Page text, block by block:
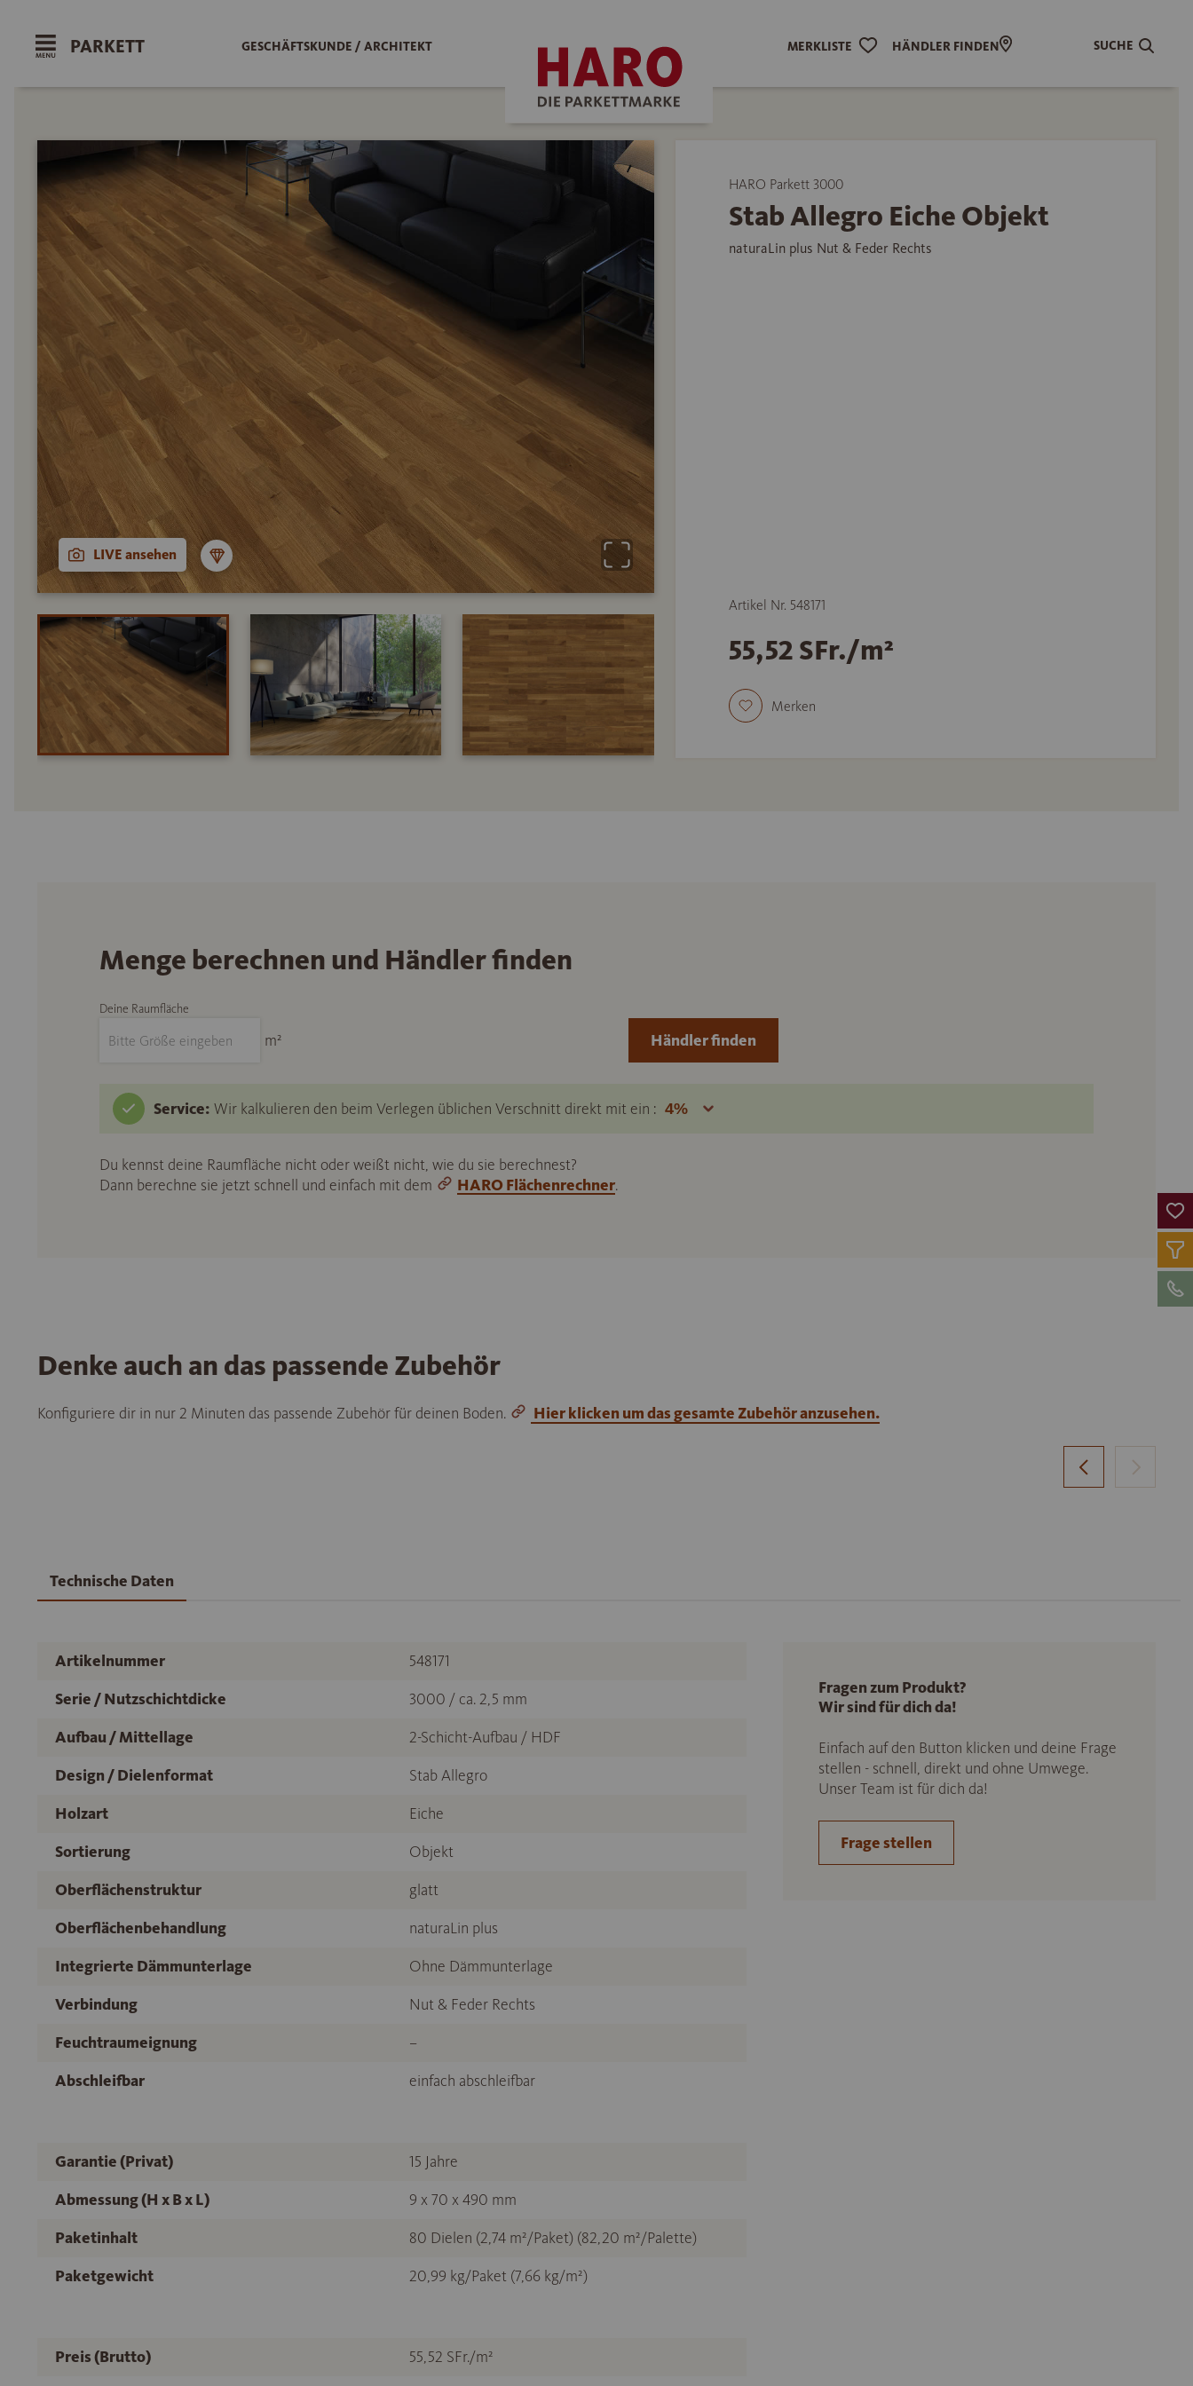
PARKETT GESCHÄFTSKUNDE / ARCHITEKT MERKLISTE HÄNDLER FINDEN SUCHE
LIVE ansehen
HARO Parkett 3000
Stab Allegro Eiche Objekt
naturaLin plus Nut & Feder Rechts
Artikel Nr. 548171
55,52 SFr./m²
Merken
Menge berechnen und Händler finden
Deine Raumfläche
m²
Service: Wir kalkulieren den beim Verlegen üblichen Verschnitt direkt mit ein :
Du kennst deine Raumfläche nicht oder weißt nicht, wie du sie berechnest?
Dann berechne sie jetzt schnell und einfach mit dem
HARO Flächenrechner.
Händler finden
Denke auch an das passende Zubehör
Konfiguriere dir in nur 2 Minuten das passende Zubehör für deinen Boden. Hier klicken um das gesamte Zubehör anzusehen.
Technische Daten
Artikelnummer
548171
Serie / Nutzschichtdicke
3000 / ca. 2,5 mm
Aufbau / Mittellage
2-Schicht-Aufbau / HDF
Design / Dielenformat
Stab Allegro
Holzart
Eiche
Sortierung
Objekt
Oberflächenstruktur
glatt
Oberflächenbehandlung
naturaLin plus
Integrierte Dämmunterlage
Ohne Dämmunterlage
Verbindung
Nut & Feder Rechts
Feuchtraumeignung
–
Abschleifbar
einfach abschleifbar
Garantie (Privat)
15 Jahre
Abmessung (H x B x L)
9 x 70 x 490 mm
Paketinhalt
80 Dielen (2,74 m²/Paket) (82,20 m²/Palette)
Paketgewicht
20,99 kg/Paket (7,66 kg/m²)
Preis (Brutto)
55,52 SFr./m²
Fragen zum Produkt?
Wir sind für dich da!
Einfach auf den Button klicken und deine Frage
stellen - schnell, direkt und ohne Umwege.
Unser Team ist für dich da!
Frage stellen